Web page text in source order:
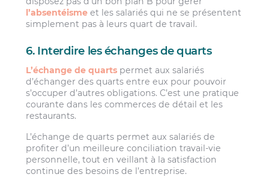
l’absentéisme et les salariés qui ne se présentent
simplement pas à leurs quart de travail.
6. Interdire les échanges de quarts
L’échange de quarts permet aux salariés
d’échanger des quarts entre eux pour pouvoir
s’occuper d’autres obligations. C’est une pratique
courante dans les commerces de détail et les
restaurants.
L’échange de quarts permet aux salariés de
profiter d’un meilleure conciliation travail-vie
personnelle, tout en veillant à la satisfaction
continue des besoins de l’entreprise.